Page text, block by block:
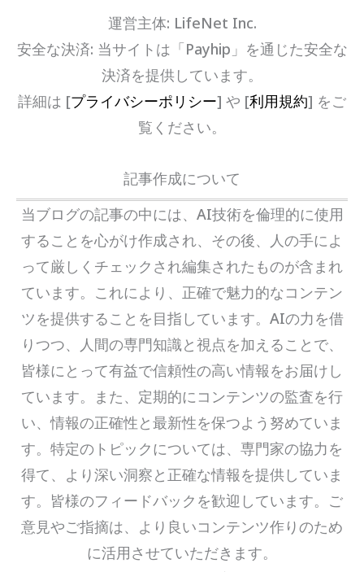
運営主体: LifeNet Inc.
安全な決済: 当サイトは「Payhip」を通じた安全な
決済を提供しています。
詳細は [プライバシーポリシー] や [利用規約] をご
覧ください。
記事作成について
当ブログの記事の中には、AI技術を倫理的に使用
することを心がけ作成され、その後、人の手によ
って厳しくチェックされ編集されたものが含まれ
ています。これにより、正確で魅力的なコンテン
ツを提供することを目指しています。AIの力を借
りつつ、人間の専門知識と視点を加えることで、
皆様にとって有益で信頼性の高い情報をお届けし
ています。また、定期的にコンテンツの監査を行
い、情報の正確性と最新性を保つよう努めていま
す。特定のトピックについては、専門家の協力を
得て、より深い洞察と正確な情報を提供していま
す。皆様のフィードバックを歓迎しています。ご
意見やご指摘は、より良いコンテンツ作りのため
に活用させていただきます。